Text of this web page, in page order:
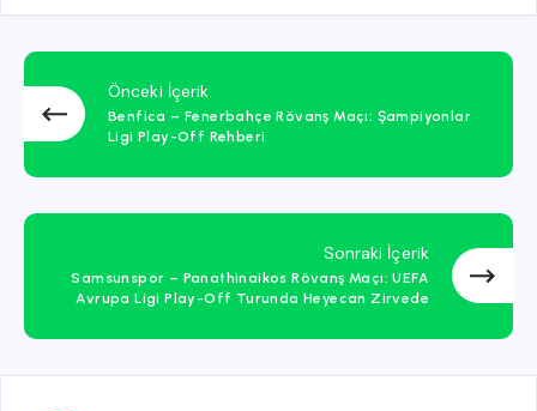
Önceki İçerik
Benfica – Fenerbahçe Rövanş Maçı: Şampiyonlar
Ligi Play-Off Rehberi
Sonraki İçerik
Samsunspor – Panathinaikos Rövanş Maçı: UEFA
Avrupa Ligi Play-Off Turunda Heyecan Zirvede